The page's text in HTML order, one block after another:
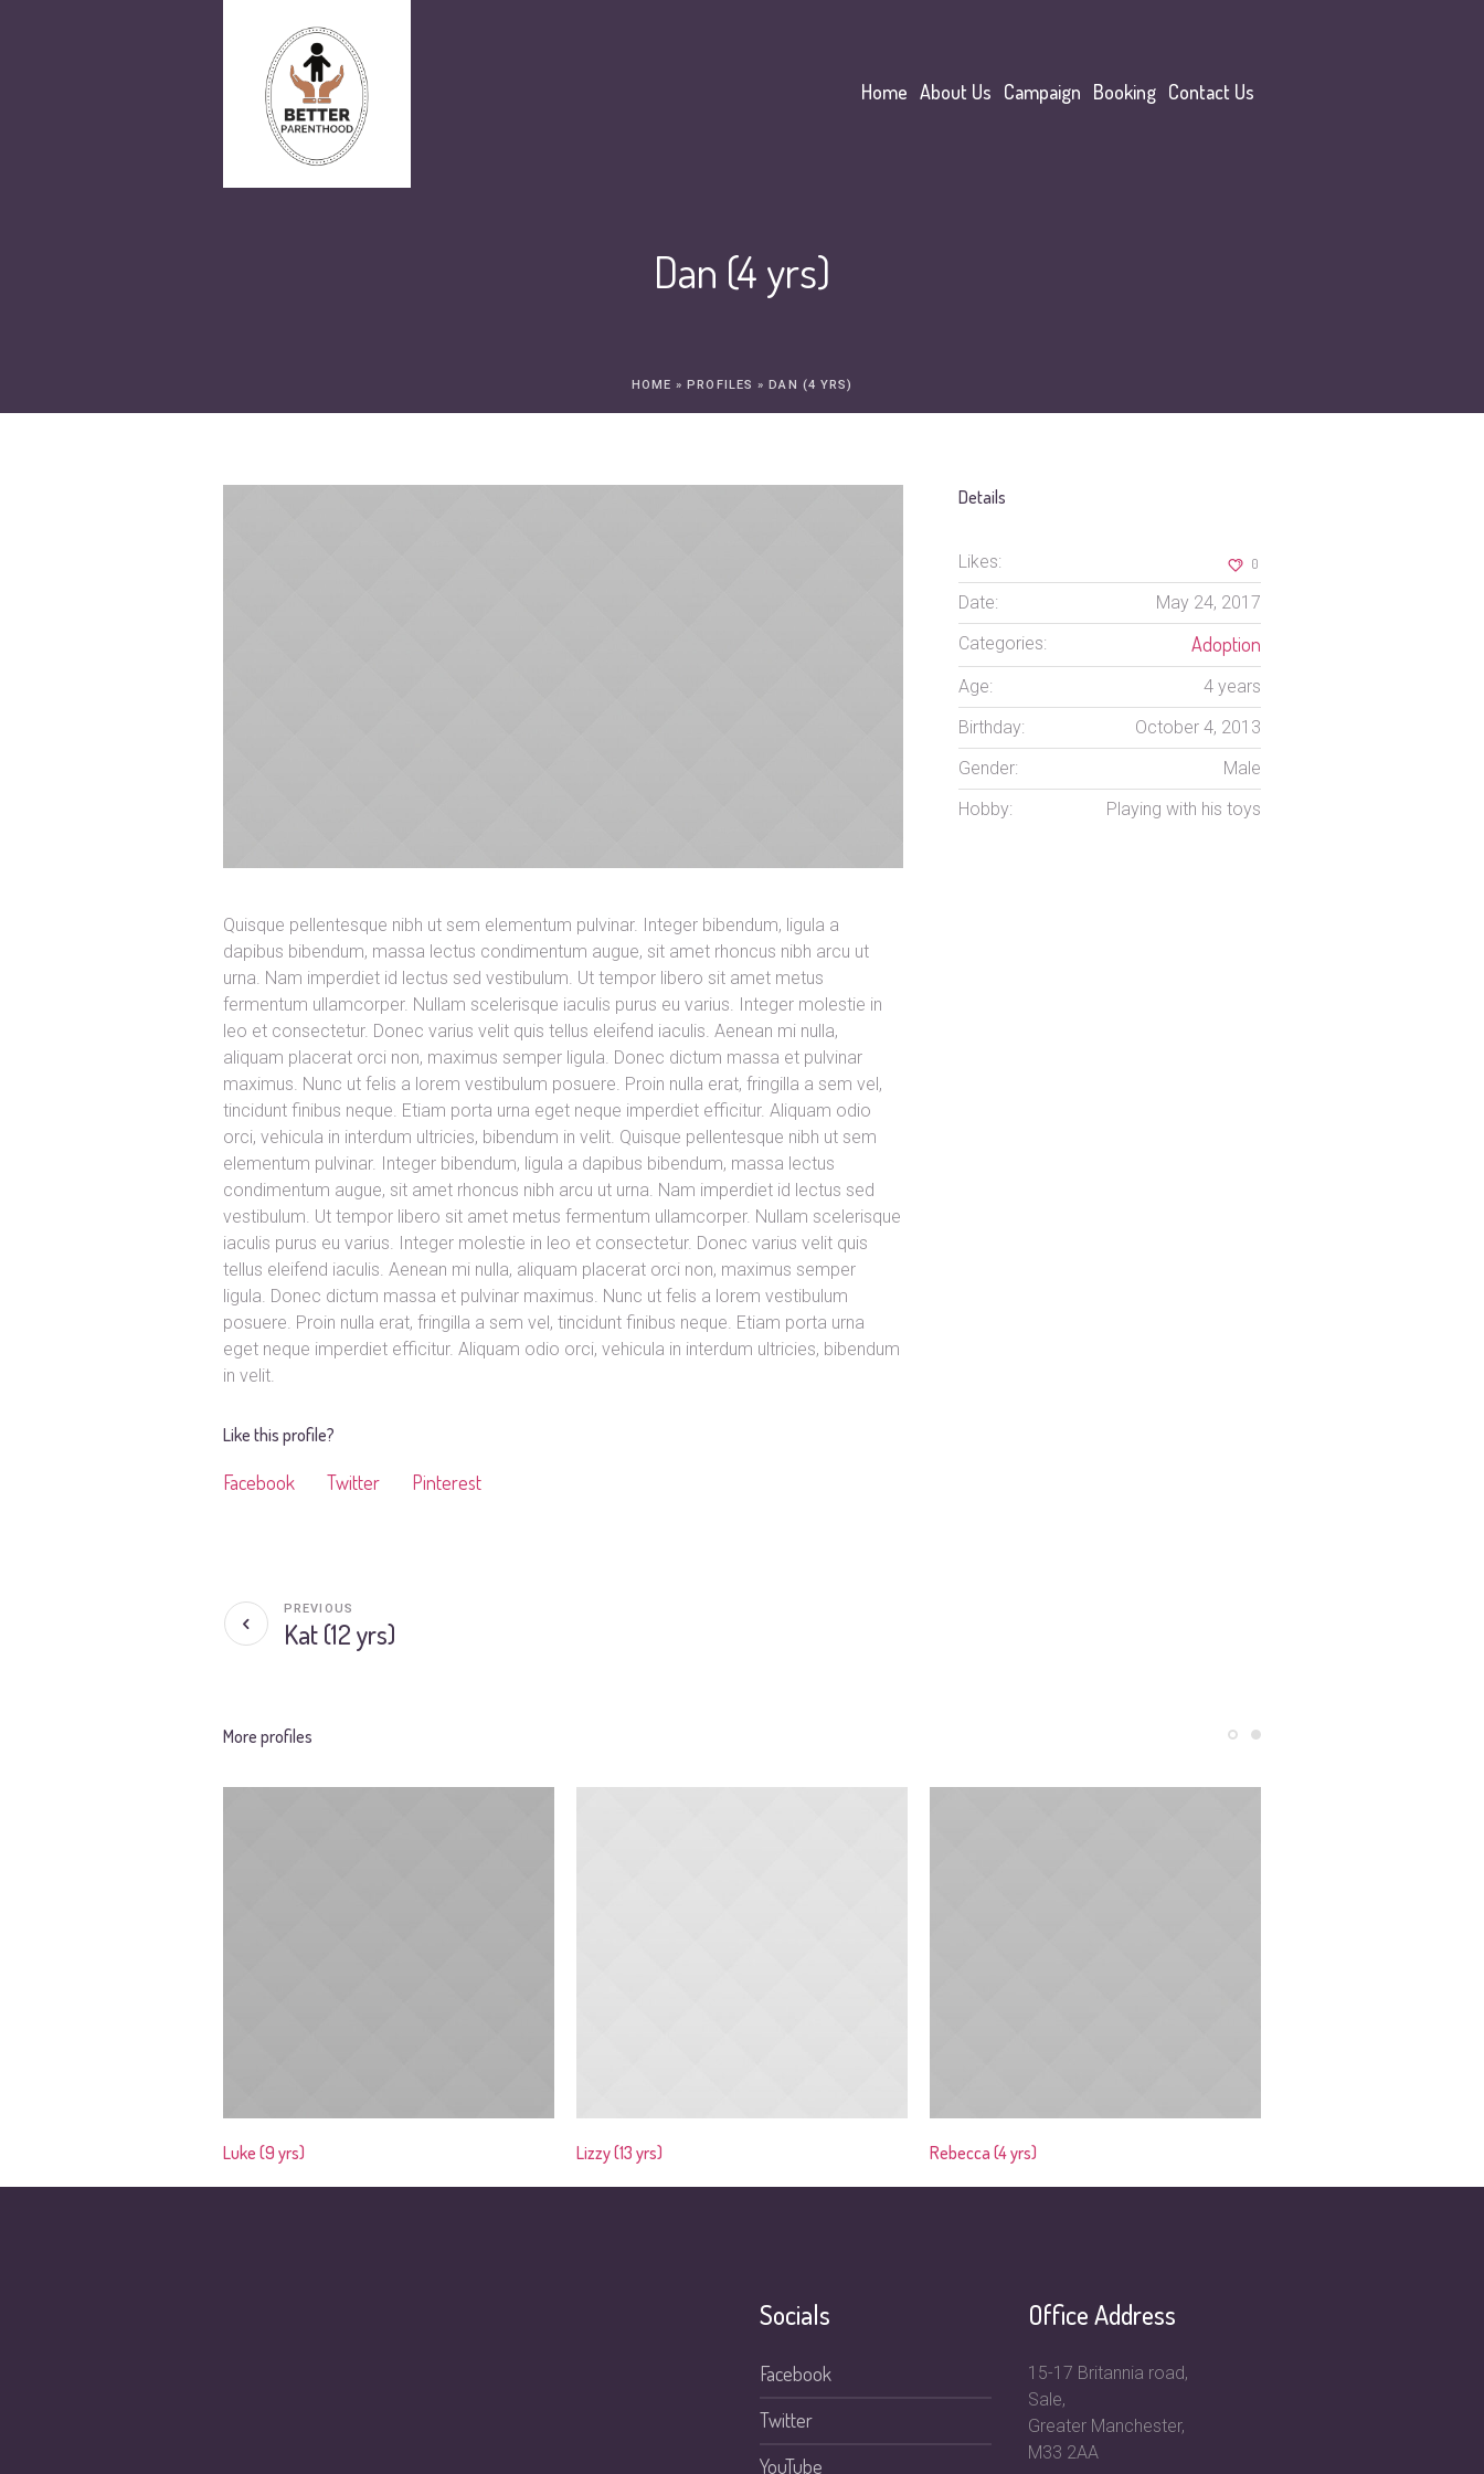
Home About Us Campaign Booking Contact Us
Dan (4 yrs)
HOME »PROFILES »DAN (4 YRS)
Quisque pellentesque nibh ut sem elementum pulvinar. Integer bibendum, ligula a
dapibus bibendum, massa lectus condimentum augue, sit amet rhoncus nibh arcu ut
urna. Nam imperdiet id lectus sed vestibulum. Ut tempor libero sit amet metus
fermentum ullamcorper. Nullam scelerisque iaculis purus eu varius. Integer molestie in
leo et consectetur. Donec varius velit quis tellus eleifend iaculis. Aenean mi nulla,
aliquam placerat orci non, maximus semper ligula. Donec dictum massa et pulvinar
maximus. Nunc ut felis a lorem vestibulum posuere. Proin nulla erat, fringilla a sem vel,
tincidunt finibus neque. Etiam porta urna eget neque imperdiet efficitur. Aliquam odio
orci, vehicula in interdum ultricies, bibendum in velit. Quisque pellentesque nibh ut sem
elementum pulvinar. Integer bibendum, ligula a dapibus bibendum, massa lectus
condimentum augue, sit amet rhoncus nibh arcu ut urna. Nam imperdiet id lectus sed
vestibulum. Ut tempor libero sit amet metus fermentum ullamcorper. Nullam scelerisque
iaculis purus eu varius. Integer molestie in leo et consectetur. Donec varius velit quis
tellus eleifend iaculis. Aenean mi nulla, aliquam placerat orci non, maximus semper
ligula. Donec dictum massa et pulvinar maximus. Nunc ut felis a lorem vestibulum
posuere. Proin nulla erat, fringilla a sem vel, tincidunt finibus neque. Etiam porta urna
eget neque imperdiet efficitur. Aliquam odio orci, vehicula in interdum ultricies, bibendum
in velit.
Like this profile?
Facebook Twitter Pinterest
Details
Likes: 0
Date:
May 24, 2017
Categories:
Adoption
Age:
4 years
Birthday:
October 4, 2013
Gender:
Male
Hobby:
Playing with his toys
Kat (12 yrs)
PREVIOUS
More profiles
Luke (9 yrs) Lizzy (13 yrs) Rebecca (4 yrs)
Socials
Facebook
Twitter
YouTube
Office Address
15-17 Britannia road,
Sale,
Greater Manchester,
M33 2AA